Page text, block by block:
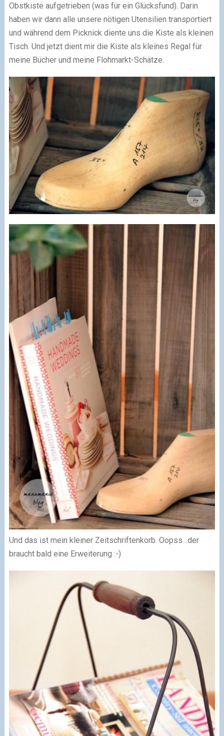
Obstkiste aufgetrieben (was für ein Glücksfund). Darin
haben wir dann alle unsere nötigen Utensilien transportiert
und während dem Picknick diente uns die Kiste als kleinen
Tisch. Und jetzt dient mir die Kiste als kleines Regal für
meine Bücher und meine Flohmarkt-Schätze.
Und das ist mein kleiner Zeitschriftenkorb. Oopss…der
braucht bald eine Erweiterung :-)